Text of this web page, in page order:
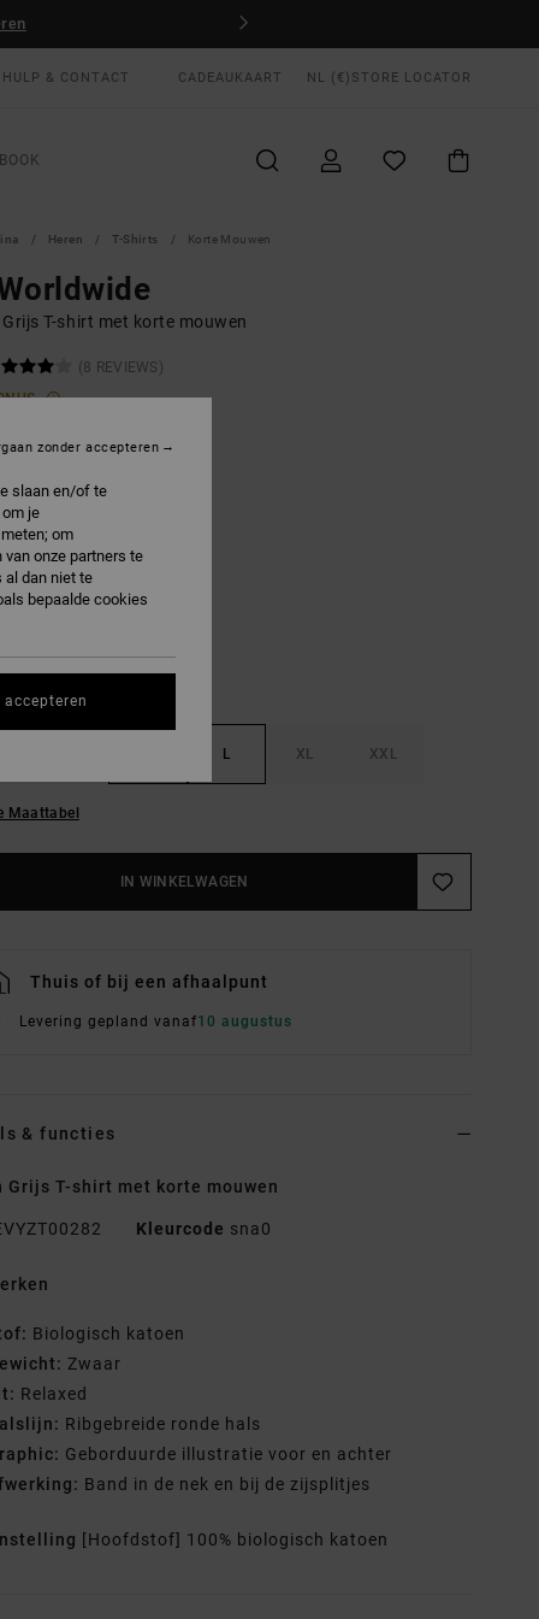
HULP & CONTACT CADEAUKAART NL (€) STORE LOCATOR
Heren T-Shirts Korte Mouwen
Grijs T-shirt met korte mouwen
(8 REVIEWS)
Flint Stone
L XL XXL
Maattabel
IN WINKELWAGEN
Thuis of bij een afhaalpunt
Levering gepland vanaf10 augustus
& functies
Grijs T-shirt met korte mouwen
Kleurcode sna0
Biologisch katoen
Zwaar
Relaxed
Ribgebreide ronde hals
Geborduurde illustratie voor en achter
Band in de nek en bij de zijsplitjes
[Hoofdstof] 100% biologisch katoen
slaan en/of te
je
om
onze partners te
al dan niet te
bepaalde cookies
zonder accepteren
accepteren